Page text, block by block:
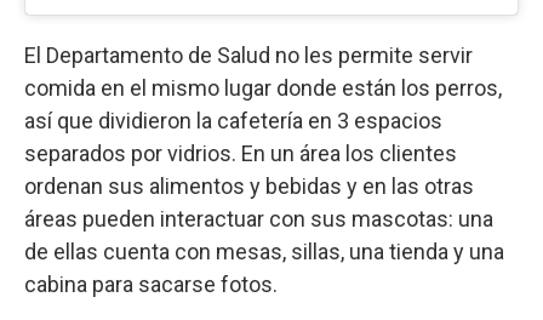
El Departamento de Salud no les permite servir
comida en el mismo lugar donde están los perros,
así que dividieron la cafetería en 3 espacios
separados por vidrios. En un área los clientes
ordenan sus alimentos y bebidas y en las otras
áreas pueden interactuar con sus mascotas: una
de ellas cuenta con mesas, sillas, una tienda y una
cabina para sacarse fotos.